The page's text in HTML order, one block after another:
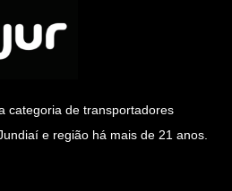
categoria de transportadores
e região há mais de 21 anos.